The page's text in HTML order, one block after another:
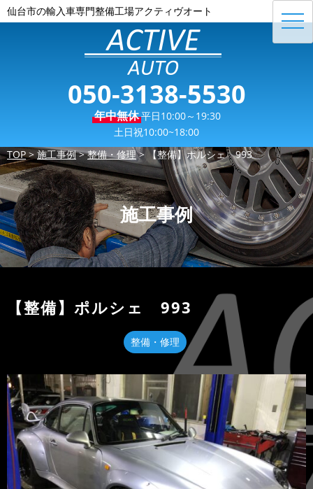
仙台市の輸入車専門整備工場アクティヴオート
050-3138-5530
年中無休平日10:00～19:30
土日祝10:00~18:00
TOP>施工事例>整備・修理> 【整備】ポルシェ 993
施工事例
【整備】ポルシェ 993
整備・修理